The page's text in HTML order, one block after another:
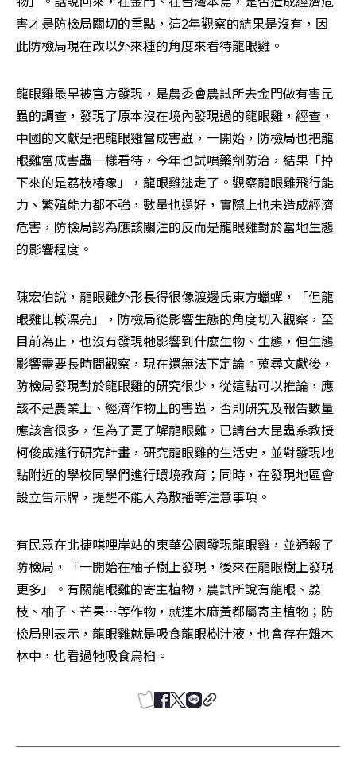
害才是防檢局關切的重點，這2年觀察的結果是沒有，因
此防檢局現在改以外來種的角度來看待龍眼雞。
龍眼雞最早被官方發現，是農委會農試所去金門做有害昆
蟲的調查，發現了原本沒在境內發現過的龍眼雞，經查，
中國的文獻是把龍眼雞當成害蟲，一開始，防檢局也把龍
眼雞當成害蟲一樣看待，今年也試噴藥劑防治，結果「掉
下來的是荔枝椿象」，龍眼雞逃走了。觀察龍眼雞飛行能
力、繁殖能力都不強，數量也還好，實際上也未造成經濟
危害，防檢局認為應該關注的反而是龍眼雞對於當地生態
的影響程度。
陳宏伯說，龍眼雞外形長得很像渡邊氏東方蠟蟬，「但龍
眼雞比較漂亮」，防檢局從影響生態的角度切入觀察，至
目前為止，也沒有發現牠影響到什麼生物、生態，但生態
影響需要長時間觀察，現在還無法下定論。蒐尋文獻後，
防檢局發現對於龍眼雞的研究很少，從這點可以推論，應
該不是農業上、經濟作物上的害蟲，否則研究及報告數量
應該會很多，但為了更了解龍眼雞，已請台大昆蟲系教授
柯俊成進行研究計畫，研究龍眼雞的生活史，並對發現地
點附近的學校同學們進行環境教育；同時，在發現地區會
設立告示牌，提醒不能人為散播等注意事項。
有民眾在北捷唭哩岸站的東華公園發現龍眼雞，並通報了
防檢局，「一開始在柚子樹上發現，後來在龍眼樹上發現
更多」。有關龍眼雞的寄主植物，農試所說有龍眼、荔
枝、柚子、芒果…等作物，就連木麻黃都屬寄主植物；防
檢局則表示，龍眼雞就是吸食龍眼樹汁液，也會存在雜木
林中，也看過牠吸食烏桕。